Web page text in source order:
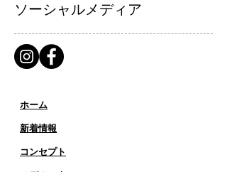
ソーシャルメディア
ホーム
新着情報
コンセプト